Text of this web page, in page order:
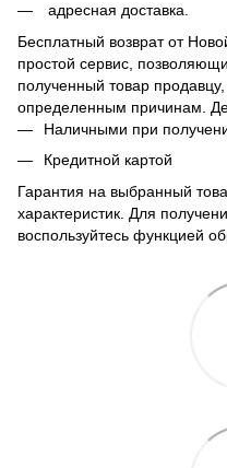
адресная доставка.
Бесплатный возврат от
простой сервис,
полученный товар
определенным причинам.
Наличными при
Кредитной картой
Гарантия на выбранный
характеристик. Для
воспользуйтесь функцией